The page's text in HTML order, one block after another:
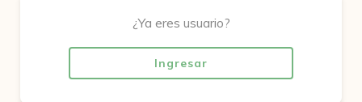
¿Ya eres usuario?
Ingresar